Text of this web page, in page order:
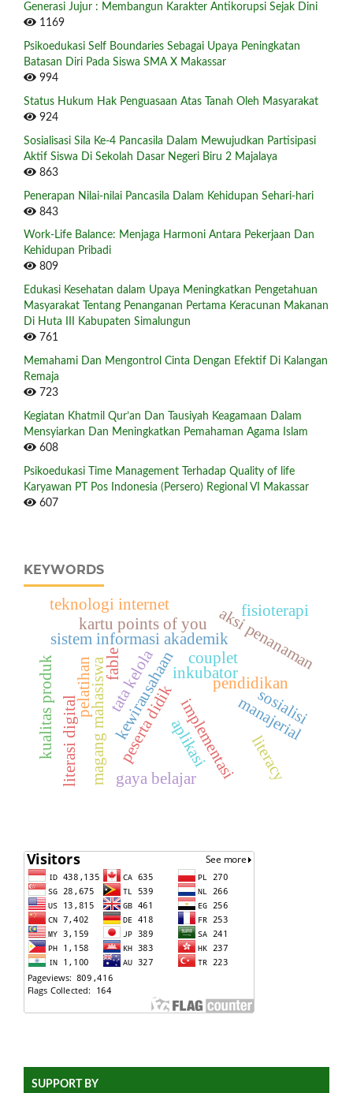
Generasi Jujur : Membangun Karakter Antikorupsi Sejak Dini
1169
Psikoedukasi Self Boundaries Sebagai Upaya Peningkatan
Batasan Diri Pada Siswa SMA X Makassar
994
Status Hukum Hak Penguasaan Atas Tanah Oleh Masyarakat
924
Sosialisasi Sila Ke-4 Pancasila Dalam Mewujudkan Partisipasi
Aktif Siswa Di Sekolah Dasar Negeri Biru 2 Majalaya
863
Penerapan Nilai-nilai Pancasila Dalam Kehidupan Sehari-hari
843
Work-Life Balance: Menjaga Harmoni Antara Pekerjaan Dan
Kehidupan Pribadi
809
Edukasi Kesehatan dalam Upaya Meningkatkan Pengetahuan
Masyarakat Tentang Penanganan Pertama Keracunan Makanan
Di Huta III Kabupaten Simalungun
761
Memahami Dan Mengontrol Cinta Dengan Efektif Di Kalangan
Remaja
723
Kegiatan Khatmil Qur’an Dan Tausiyah Keagamaan Dalam
Mensyiarkan Dan Meningkatkan Pemahaman Agama Islam
608
Psikoedukasi Time Management Terhadap Quality of life
Karyawan PT Pos Indonesia (Persero) Regional VI Makassar
607
KEYWORDS
pendidikan
implementasi
inkubator
kewirausahaan
sistem informasi akademik
magang mahasiswapeserta didik
aksi penanaman
manajerial
tata kelola
kartu points of you
aplikasi
couplet
pelatihan
literasi digital gaya belajar
teknologi internet
sosialisi
fisioterapi
literacy
fable
kualitas produk
SUPPORT BY